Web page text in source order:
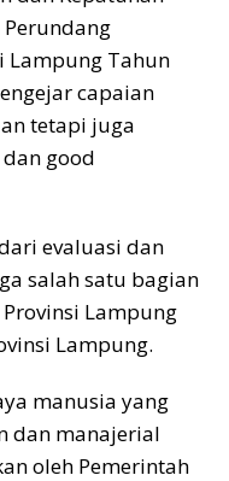
Lampung Tahun
capaian
tetapi juga
good
evaluasi dan
salah satu bagian
Provinsi Lampung
Lampung.
manusia yang
dan manajerial
oleh Pemerintah